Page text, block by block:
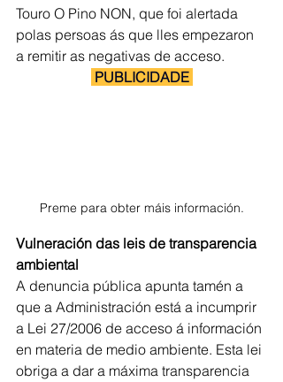
Touro O Pino NON, que foi alertada
polas persoas ás que lles empezaron
a remitir as negativas de acceso.
PUBLICIDADE
Preme para obter máis información.
Vulneración das leis de transparencia
ambiental
A denuncia pública apunta tamén a
que a Administración está a incumprir
a Lei 27/2006 de acceso á información
en materia de medio ambiente. Esta lei
obriga a dar a máxima transparencia